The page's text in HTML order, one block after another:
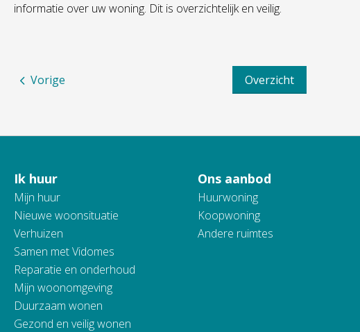
informatie over uw woning. Dit is overzichtelijk en veilig.
Overzicht
Vorige
Contactinformatie
Ik huur
Mijn huur
Nieuwe woonsituatie
Verhuizen
Samen met Vidomes
Reparatie en onderhoud
Mijn woonomgeving
Duurzaam wonen
Gezond en veilig wonen
Ons aanbod
Huurwoning
Koopwoning
Andere ruimtes